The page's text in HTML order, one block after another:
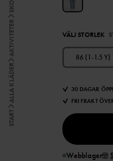
START
ALLA KLÄDER
AKTIVITETER VÄLJ STORLEK
86 (1-1.5 Y)
30 DAGAR
FRI FRAKT
Webblager